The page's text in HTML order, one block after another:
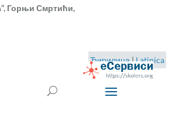
Горњи Смртићи,
Ћирилица|Latinica